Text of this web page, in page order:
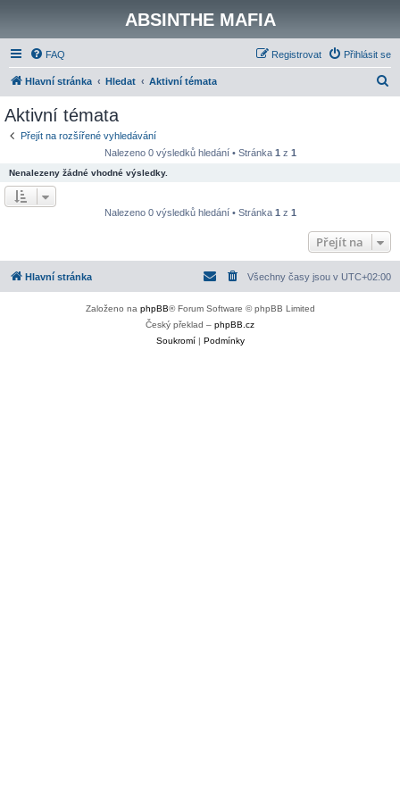
ABSINTHE MAFIA
FAQ Přihlásit se
Registrovat
Hlavní stránka Hledat Aktivní témata
Aktivní témata
Přejít na rozšířené vyhledávání
Nalezeno 0 výsledků hledání • Stránka 1 z 1
Nenalezeny žádné vhodné výsledky.
Nalezeno 0 výsledků hledání • Stránka 1 z 1
Přejít na
Hlavní stránka Všechny časy jsou v UTC+02:00
Založeno na phpBB® Forum Software © phpBB Limited
Český překlad – phpBB.cz
Soukromí| Podmínky